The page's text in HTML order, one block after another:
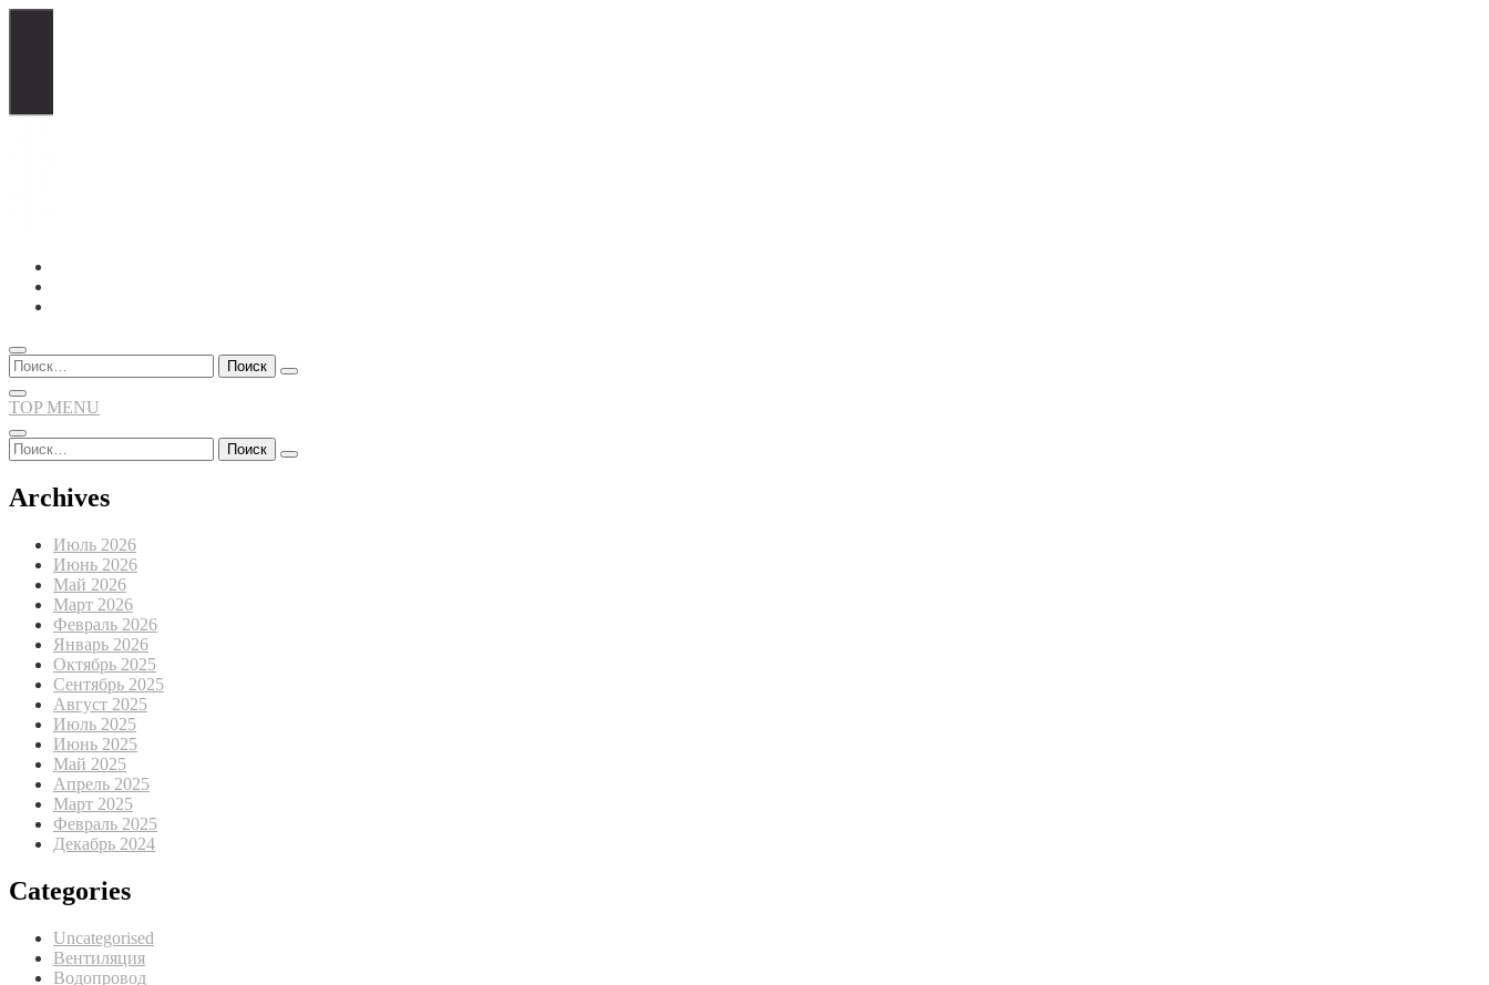
Перейти
содержимому
Найти:
TOP MENU
Найти:
Archives
Июль 2026
Июнь 2026
Май 2026
Март 2026
Февраль 2026
Январь 2026
Октябрь 2025
Сентябрь 2025
Август 2025
Июль 2025
Июнь 2025
Май 2025
Апрель 2025
Март 2025
Февраль 2025
Декабрь 2024
Categories
Uncategorised
Вентиляция
Водопровод